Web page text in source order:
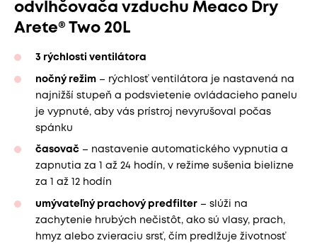
odvlhčovača vzduchu Meaco Dry
Arete® Two 20L
3 rýchlosti ventilátora
nočný režim – rýchlosť ventilátora je nastavená na
najnižší stupeň a podsvietenie ovládacieho panelu
je vypnuté, aby vás prístroj nevyrušoval počas
spánku
časovač – nastavenie automatického vypnutia a
zapnutia za 1 až 24 hodín, v režime sušenia bielizne
za 1 až 12 hodín
umývateľný prachový predfilter – slúži na
zachytenie hrubých nečistôt, ako sú vlasy, prach,
hmyz alebo zvieraciu srsť, čím predlžuje životnosť